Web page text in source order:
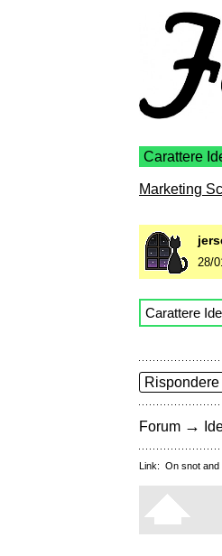
Carattere
Marketing
28/
Carattere
Rispondere
Forum →
Link: On snot and